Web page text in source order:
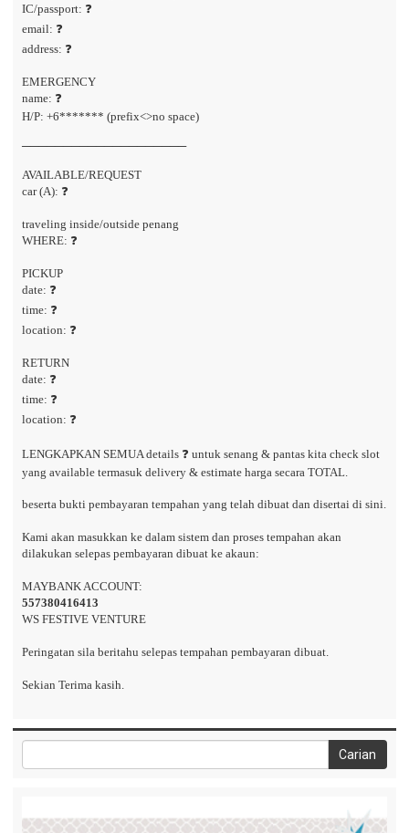
IC/passport: ❓
email: ❓
address: ❓
EMERGENCY
name: ❓
H/P: +6******* (prefix<>no space)
────────────────────
AVAILABLE/REQUEST
car (A): ❓
traveling inside/outside penang
WHERE: ❓
PICKUP
date: ❓
time: ❓
location: ❓
RETURN
date: ❓
time: ❓
location: ❓
LENGKAPKAN SEMUA details ❓ untuk senang & pantas kita check slot
yang available termasuk delivery & estimate harga secara TOTAL.
beserta bukti pembayaran tempahan yang telah dibuat dan disertai di sini.
Kami akan masukkan ke dalam sistem dan proses tempahan akan
dilakukan selepas pembayaran dibuat ke akaun:
MAYBANK ACCOUNT:
557380416413
WS FESTIVE VENTURE
Peringatan sila beritahu selepas tempahan pembayaran dibuat.
Sekian Terima kasih.